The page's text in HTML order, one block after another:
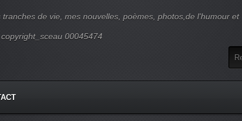
tranches de vie, mes nouvelles, poèmes, photos,de l'humour et
00045474